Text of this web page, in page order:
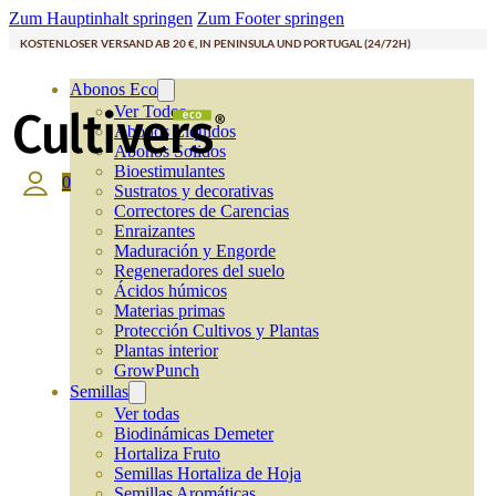
Zum Hauptinhalt springen Zum Footer springen
KOSTENLOSER VERSAND AB 20 €, IN PENINSULA UND PORTUGAL (24/72H)
Abonos Eco
Ver Todos
Abonos Líquidos
Abonos Solidos
Bioestimulantes
Sustratos y decorativas
Correctores de Carencias
Enraizantes
Maduración y Engorde
Regeneradores del suelo
Ácidos húmicos
Materias primas
Protección Cultivos y Plantas
Plantas interior
GrowPunch
Semillas
Ver todas
Biodinámicas Demeter
Hortaliza Fruto
Semillas Hortaliza de Hoja
0